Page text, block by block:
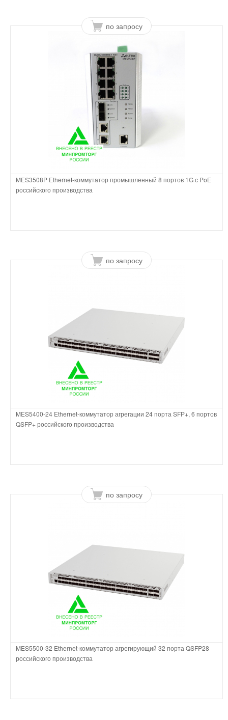
по запросу
MES3508P Ethernet-коммутатор промышленный 8 портов 1G с PoE
российского производства
по запросу
MES5400-24 Ethernet-коммутатор агрегации 24 порта SFP+, 6 портов
QSFP+ российского производства
по запросу
MES5500-32 Ethernet-коммутатор агрегирующий 32 порта QSFP28
российского производства